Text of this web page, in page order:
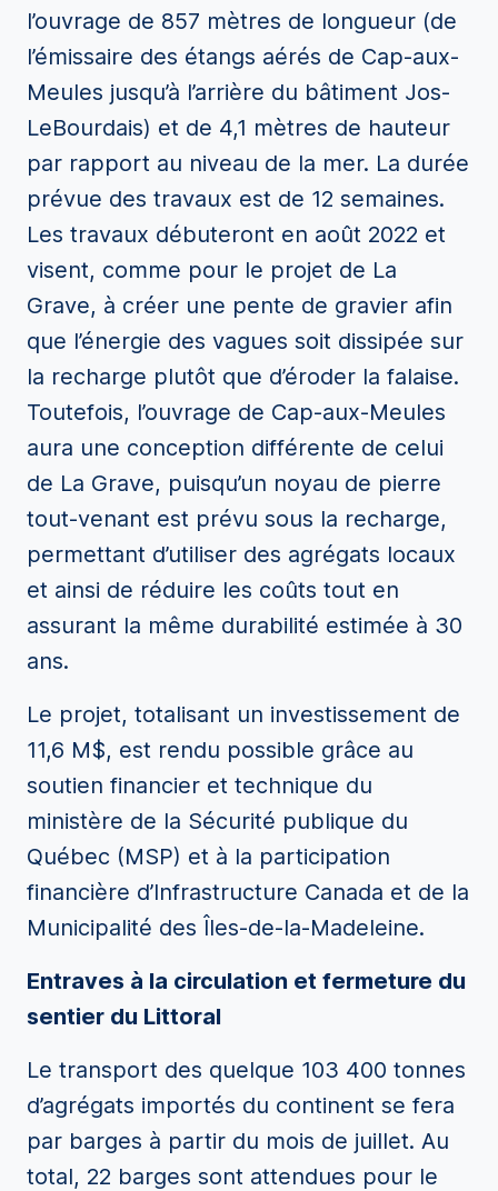
l’ouvrage de 857 mètres de longueur (de
l’émissaire des étangs aérés de Cap-aux-
Meules jusqu’à l’arrière du bâtiment Jos-
LeBourdais) et de 4,1 mètres de hauteur
par rapport au niveau de la mer. La durée
prévue des travaux est de 12 semaines.
Les travaux débuteront en août 2022 et
visent, comme pour le projet de La
Grave, à créer une pente de gravier afin
que l’énergie des vagues soit dissipée sur
la recharge plutôt que d’éroder la falaise.
Toutefois, l’ouvrage de Cap-aux-Meules
aura une conception différente de celui
de La Grave, puisqu’un noyau de pierre
tout-venant est prévu sous la recharge,
permettant d’utiliser des agrégats locaux
et ainsi de réduire les coûts tout en
assurant la même durabilité estimée à 30
ans.
Le projet, totalisant un investissement de
11,6 M$, est rendu possible grâce au
soutien financier et technique du
ministère de la Sécurité publique du
Québec (MSP) et à la participation
financière d’Infrastructure Canada et de la
Municipalité des Îles-de-la-Madeleine.
Entraves à la circulation et fermeture du
sentier du Littoral
Le transport des quelque 103 400 tonnes
d’agrégats importés du continent se fera
par barges à partir du mois de juillet. Au
total, 22 barges sont attendues pour le